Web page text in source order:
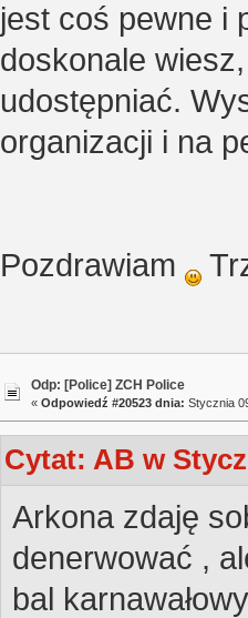
jest coś pewne i
doskonale
udostępniać.
organizacji i na
Pozdrawiam
Odp: [Police] ZCH Police
« Odpowiedź #20523 dnia: Stycznia
Cytat: AB w
Arkona zdaję
denerwować ,
bal